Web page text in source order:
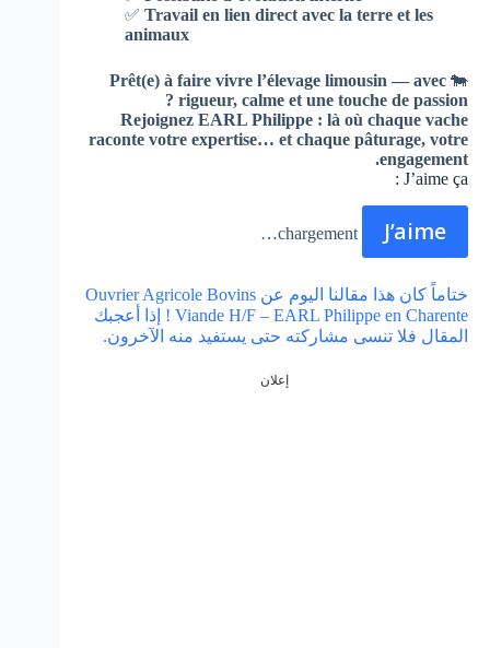
✅ Travail en lien direct avec la terre et les
animaux
🐄
Prêt(e) à faire vivre l’élevage limousin — avec
rigueur, calme et une touche de passion ?
Rejoignez EARL Philippe : là où chaque vache
raconte votre expertise… et chaque pâturage, votre
engagement.
J’aime ça :
J’aime
chargement…
ختاماً كان هذا مقالنا اليوم عن Ouvrier Agricole Bovins
Viande H/F – EARL Philippe en Charente ! إذا أعجبك
المقال فلا تنسى مشاركته حتى يستفيد منه الآخرون.
إعلان